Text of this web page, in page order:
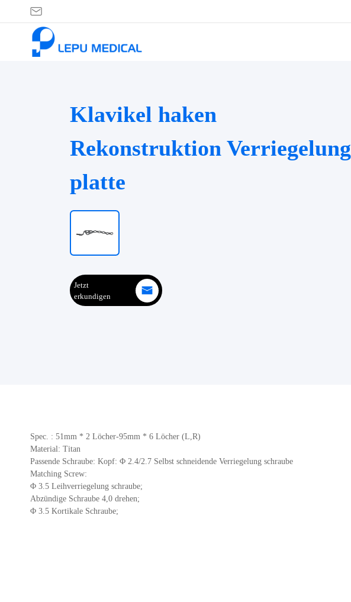
Klavikel haken
Rekonstruktion Verriegelung
platte
Jetzt
erkundigen
Spec. : 51mm * 2 Löcher-95mm * 6 Löcher (L,R)
Material: Titan
Passende Schraube: Kopf: Φ 2.4/2.7 Selbst schneidende Verriegelung schraube
Matching Screw:
Φ 3.5 Leihverriegelung schraube;
Abzündige Schraube 4,0 drehen;
Φ 3.5 Kortikale Schraube;